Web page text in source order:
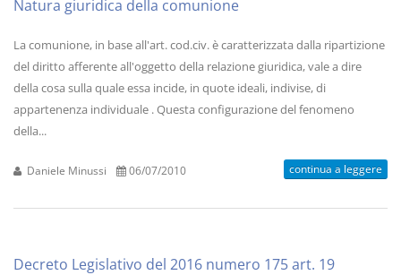
Natura giuridica della comunione
La comunione, in base all'art. cod.civ. è caratterizzata dalla ripartizione
del diritto afferente all'oggetto della relazione giuridica, vale a dire
della cosa sulla quale essa incide, in quote ideali, indivise, di
appartenenza individuale . Questa configurazione del fenomeno
della...
Daniele Minussi 06/07/2010 continua a leggere
Decreto Legislativo del 2016 numero 175 art. 19